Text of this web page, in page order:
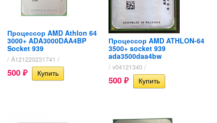
Процессор AMD Athlon 64
3000+ ADA3000DAA4BP
Socket 939
/ A121220231741 /
500 ₽
Процессор AMD ATHLON-64
3500+ socket 939
ada3500daa4bw
/ v04121340 /
500 ₽